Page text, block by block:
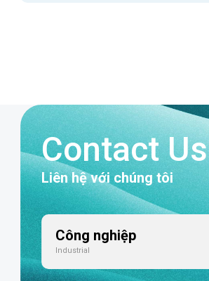
Contact Us
Liên hệ với chúng tôi
Công nghiệp
Industrial